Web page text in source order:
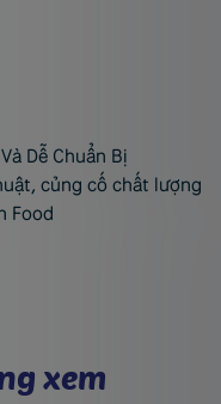
Dễ Chuẩn Bị
củng cố chất lượng
Food
gxem